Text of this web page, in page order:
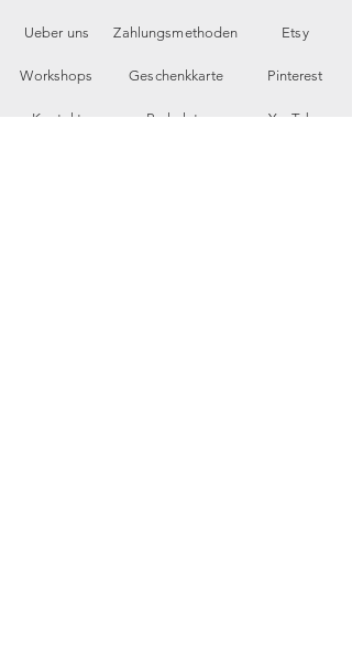
Ueber uns
Workshops
Kontakt
Zahlungsmethoden
Geschenkkarte
Parkplatz
Etsy
Pinterest
YouTube